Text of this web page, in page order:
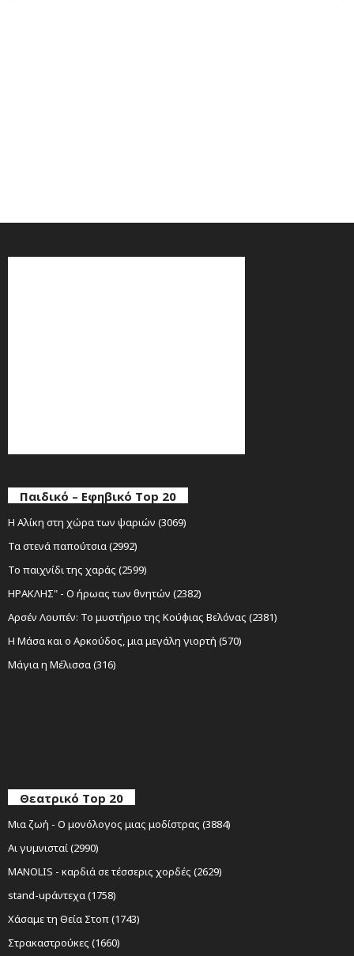
Παιδικό – Εφηβικό Top 20
Η Αλίκη στη χώρα των ψαριών (3069)
Τα στενά παπούτσια (2992)
Το παιχνίδι της χαράς (2599)
ΗΡΑΚΛΗΣ" - Ο ήρωας των θνητών (2382)
Αρσέν Λουπέν: Το μυστήριο της Κούφιας Βελόνας (2381)
Η Μάσα και ο Αρκούδος, μια μεγάλη γιορτή (570)
Μάγια η Μέλισσα (316)
Θεατρικό Top 20
Μια ζωή - Ο μονόλογος μιας μοδίστρας (3884)
Αι γυμνισταί (2990)
MANOLIS - καρδιά σε τέσσερις χορδές (2629)
stand-upάντεχα (1758)
Χάσαμε τη Θεία Στοπ (1743)
Στρακαστρούκες (1660)